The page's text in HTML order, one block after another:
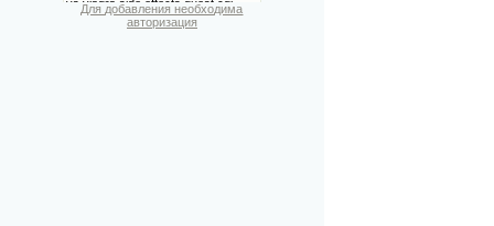
Для добавления необходима
авторизация